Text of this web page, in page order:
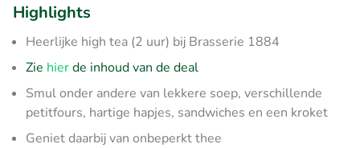
Highlights
Heerlijke high tea (2 uur) bij Brasserie 1884
Zie hierde inhoud van de deal
Smul onder andere van lekkere soep, verschillende
petitfours, hartige hapjes, sandwiches en een kroket
Geniet daarbij van onbeperkt thee